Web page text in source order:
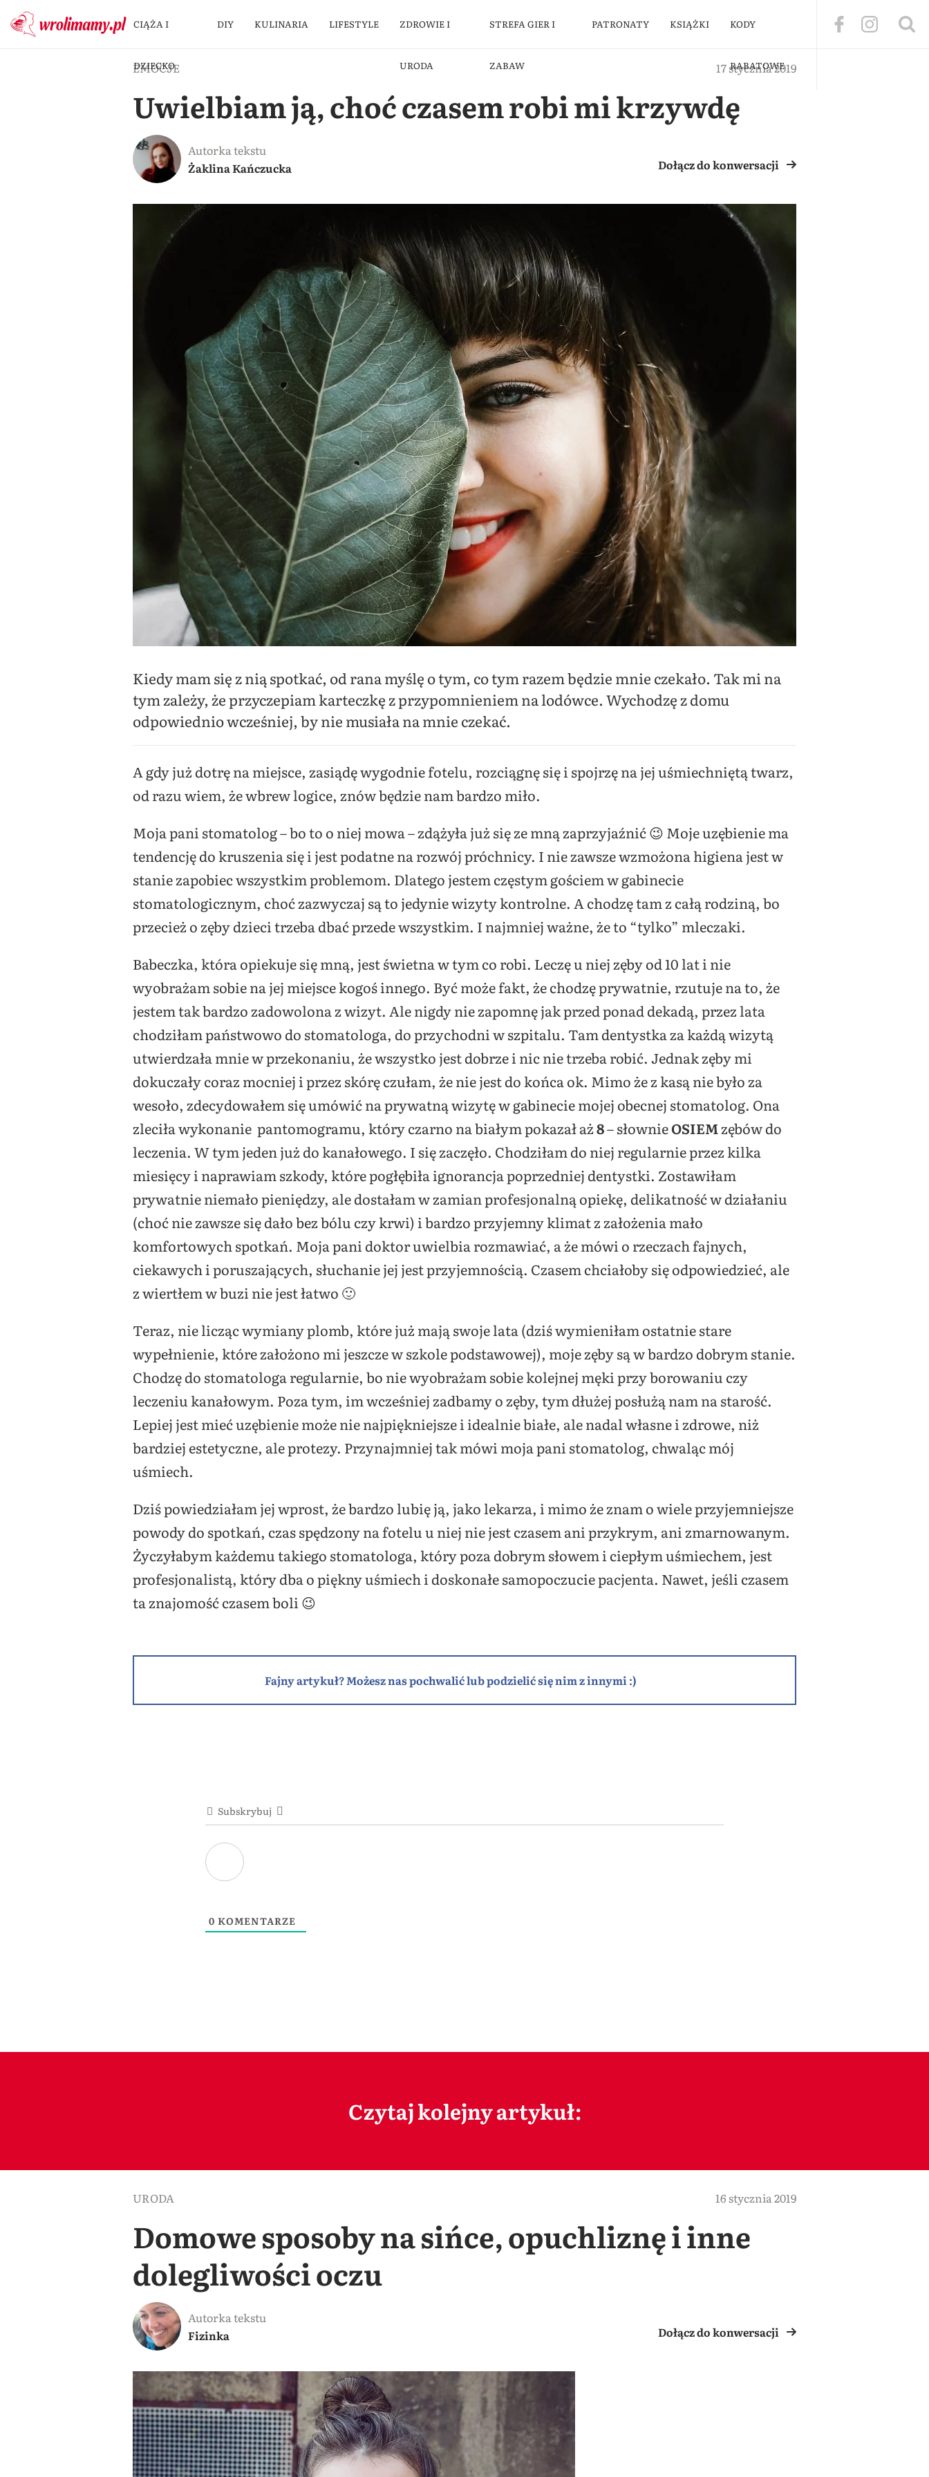
CIĄŻA I
DZIECKO
DIY KULINARIA LIFESTYLE ZDROWIE I
URODA
STREFA GIER I
ZABAW
PATRONATY KSIĄŻKI KODY
RABATOWE
EMOCJE 17 stycznia 2019
Uwielbiam ją, choć czasem robi mi krzywdę
Autorka tekstu
Żaklina Kańczucka
Dołącz do konwersacji
Kiedy mam się z nią spotkać, od rana myślę o tym, co tym razem będzie mnie czekało. Tak mi na
tym zależy, że przyczepiam karteczkę z przypomnieniem na lodówce. Wychodzę z domu
odpowiednio wcześniej, by nie musiała na mnie czekać.
A gdy już dotrę na miejsce, zasiądę wygodnie fotelu, rozciągnę się i spojrzę na jej uśmiechniętą twarz,
od razu wiem, że wbrew logice, znów będzie nam bardzo miło.
Moja pani stomatolog – bo to o niej mowa – zdążyła już się ze mną zaprzyjaźnić 😉 Moje uzębienie ma
tendencję do kruszenia się i jest podatne na rozwój próchnicy. I nie zawsze wzmożona higiena jest w
stanie zapobiec wszystkim problemom. Dlatego jestem częstym gościem w gabinecie
stomatologicznym, choć zazwyczaj są to jedynie wizyty kontrolne. A chodzę tam z całą rodziną, bo
przecież o zęby dzieci trzeba dbać przede wszystkim. I najmniej ważne, że to “tylko” mleczaki.
Babeczka, która opiekuje się mną, jest świetna w tym co robi. Leczę u niej zęby od 10 lat i nie
wyobrażam sobie na jej miejsce kogoś innego. Być może fakt, że chodzę prywatnie, rzutuje na to, że
jestem tak bardzo zadowolona z wizyt. Ale nigdy nie zapomnę jak przed ponad dekadą, przez lata
chodziłam państwowo do stomatologa, do przychodni w szpitalu. Tam dentystka za każdą wizytą
utwierdzała mnie w przekonaniu, że wszystko jest dobrze i nic nie trzeba robić. Jednak zęby mi
dokuczały coraz mocniej i przez skórę czułam, że nie jest do końca ok. Mimo że z kasą nie było za
wesoło, zdecydowałem się umówić na prywatną wizytę w gabinecie mojej obecnej stomatolog. Ona
zleciła wykonanie pantomogramu, który czarno na białym pokazał aż8– słownieOSIEMzębów do
leczenia. W tym jeden już do kanałowego. I się zaczęło. Chodziłam do niej regularnie przez kilka
miesięcy i naprawiam szkody, które pogłębiła ignorancja poprzedniej dentystki. Zostawiłam
prywatnie niemało pieniędzy, ale dostałam w zamian profesjonalną opiekę, delikatność w działaniu
(choć nie zawsze się dało bez bólu czy krwi) i bardzo przyjemny klimat z założenia mało
komfortowych spotkań. Moja pani doktor uwielbia rozmawiać, a że mówi o rzeczach fajnych,
ciekawych i poruszających, słuchanie jej jest przyjemnością. Czasem chciałoby się odpowiedzieć, ale
z wiertłem w buzi nie jest łatwo 🙂
Teraz, nie licząc wymiany plomb, które już mają swoje lata (dziś wymieniłam ostatnie stare
wypełnienie, które założono mi jeszcze w szkole podstawowej), moje zęby są w bardzo dobrym stanie.
Chodzę do stomatologa regularnie, bo nie wyobrażam sobie kolejnej męki przy borowaniu czy
leczeniu kanałowym. Poza tym, im wcześniej zadbamy o zęby, tym dłużej posłużą nam na starość.
Lepiej jest mieć uzębienie może nie najpiękniejsze i idealnie białe, ale nadal własne i zdrowe, niż
bardziej estetyczne, ale protezy. Przynajmniej tak mówi moja pani stomatolog, chwaląc mój
uśmiech.
Dziś powiedziałam jej wprost, że bardzo lubię ją, jako lekarza, i mimo że znam o wiele przyjemniejsze
powody do spotkań, czas spędzony na fotelu u niej nie jest czasem ani przykrym, ani zmarnowanym.
Życzyłabym każdemu takiego stomatologa, który poza dobrym słowem i ciepłym uśmiechem, jest
profesjonalistą, który dba o piękny uśmiech i doskonałe samopoczucie pacjenta. Nawet, jeśli czasem
ta znajomość czasem boli 😉
Fajny artykuł? Możesz nas pochwalić lub podzielić się nim z innymi :)
Subskrybuj
0 KOMENTARZE
Czytaj kolejny artykuł:
URODA 16 stycznia 2019
Domowe sposoby na sińce, opuchliznę i inne
dolegliwości oczu
Autorka tekstu
Fizinka
Dołącz do konwersacji